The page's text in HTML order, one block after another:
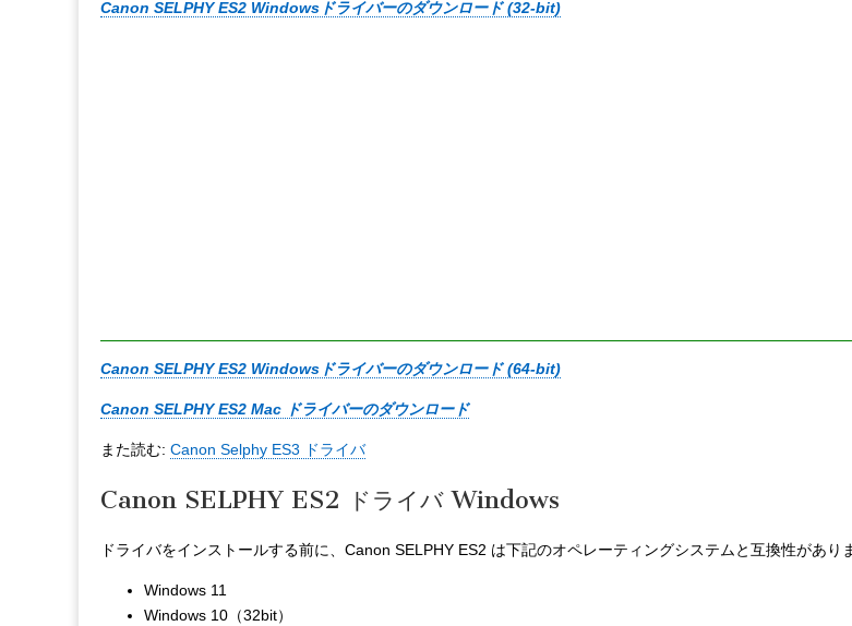
Canon SELPHY ES2 Windowsドライバーのダウンロード (32-bit)
Canon SELPHY ES2 Windowsドライバーのダウンロード (64-bit)
Canon SELPHY ES2 Mac ドライバーのダウンロード
また読む: Canon Selphy ES3 ドライバ
Canon SELPHY ES2 ドライバ Windows
ドライバをインストールする前に、Canon SELPHY ES2 は下記のオペレーティングシステムと互換性があり
Windows 11
Windows 10（32bit）